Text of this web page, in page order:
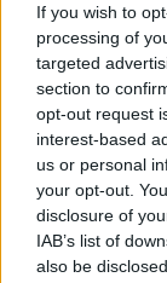
If you wish to
processing of
targeted
section to
opt-out request
interest-based
us or personal
your opt-out.
disclosure of
IAB’s list of
also be
nel colore,
vuota
benissimo le
siano
diversi
particolare.